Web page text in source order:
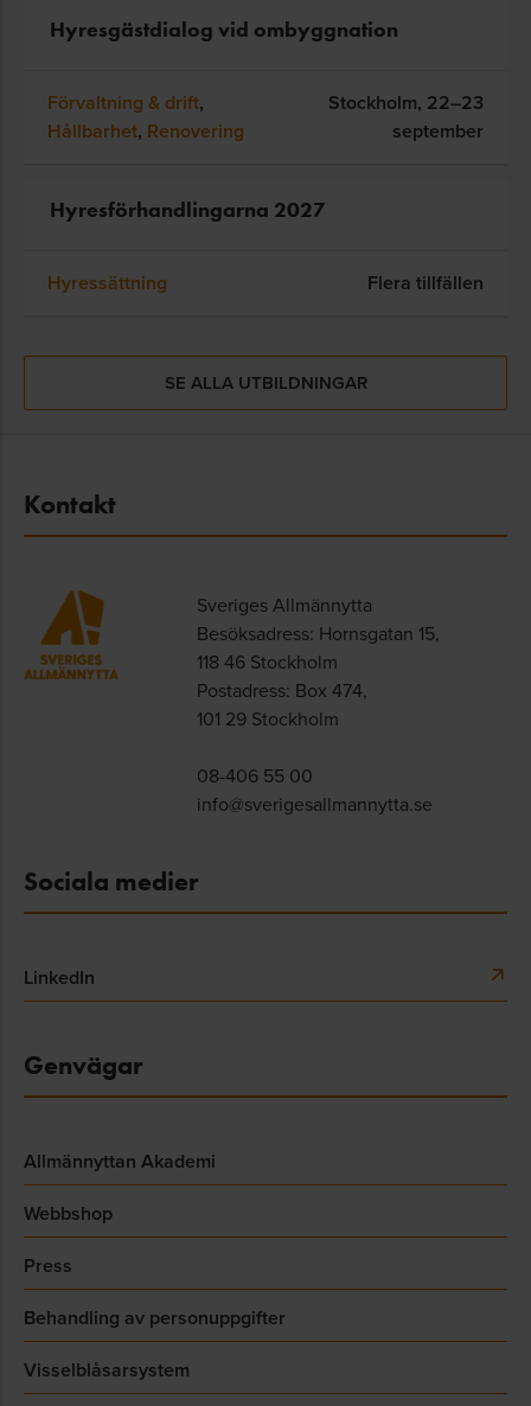
Hyresgästdialog vid ombyggnation
Förvaltning & drift,
Hållbarhet, Renovering
Stockholm, 22–23
september
Hyresförhandlingarna 2027
Hyressättning Flera tillfällen
SE ALLA UTBILDNINGAR
Kontakt
Sveriges Allmännytta
Besöksadress: Hornsgatan 15,
118 46 Stockholm
Postadress: Box 474,
101 29 Stockholm
08-406 55 00
info@sverigesallmannytta.se
Sociala medier
LinkedIn
Genvägar
Allmännyttan Akademi
Webbshop
Press
Behandling av personuppgifter
Visselblåsarsystem